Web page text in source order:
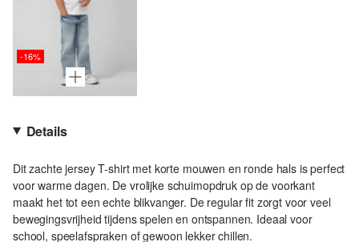
-16%
Details
Dit zachte jersey T-shirt met korte mouwen en ronde hals is perfect
voor warme dagen. De vrolijke schuimopdruk op de voorkant
maakt het tot een echte blikvanger. De regular fit zorgt voor veel
bewegingsvrijheid tijdens spelen en ontspannen. Ideaal voor
school, speelafspraken of gewoon lekker chillen.